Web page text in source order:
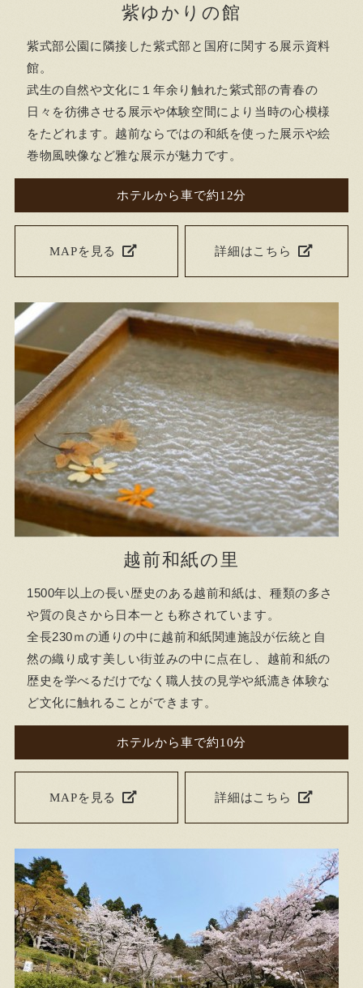
紫ゆかりの館
紫式部公園に隣接した紫式部と国府に関する展示資料
館。
武生の自然や文化に１年余り触れた紫式部の青春の
日々を彷彿させる展示や体験空間により当時の心模様
をたどれます。越前ならではの和紙を使った展示や絵
巻物風映像など雅な展示が魅力です。
ホテルから車で約12分
MAPを見る 詳細はこちら
越前和紙の里
1500年以上の長い歴史のある越前和紙は、種類の多さ
や質の良さから日本一とも称されています。
全長230ｍの通りの中に越前和紙関連施設が伝統と自
然の織り成す美しい街並みの中に点在し、越前和紙の
歴史を学べるだけでなく職人技の見学や紙漉き体験な
ど文化に触れることができます。
ホテルから車で約10分
MAPを見る 詳細はこちら